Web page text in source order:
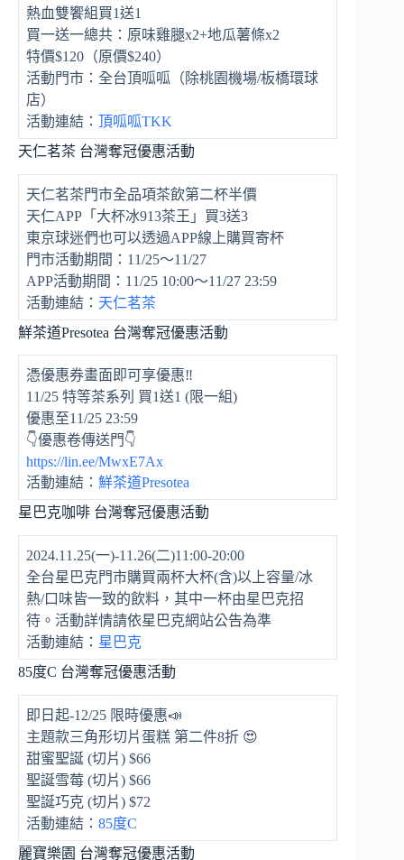
熱血雙饗組買1送1
買一送一總共：原味雞腿x2+地瓜薯條x2
特價$120（原價$240）
活動門市：全台頂呱呱（除桃園機場/板橋環球
店）
活動連結： 頂呱呱TKK
天仁茗茶 台灣奪冠優惠活動
天仁茗茶門市全品項茶飲第二杯半價
天仁APP「大杯冰913茶王」買3送3
東京球迷們也可以透過APP線上購買寄杯
門市活動期間：11/25～11/27
APP活動期間：11/25 10:00～11/27 23:59
活動連結： 天仁茗茶
鮮茶道Presotea 台灣奪冠優惠活動
憑優惠券畫面即可享優惠‼️
11/25 特等茶系列 買1送1 (限一組)
優惠至11/25 23:59
👇優惠卷傳送門👇
https://lin.ee/MwxE7Ax
活動連結： 鮮茶道Presotea
星巴克咖啡 台灣奪冠優惠活動
2024.11.25(一)-11.26(二)11:00-20:00
全台星巴克門市購買兩杯大杯(含)以上容量/冰
熱/口味皆一致的飲料，其中一杯由星巴克招
待。活動詳情請依星巴克網站公告為準
活動連結： 星巴克
85度C 台灣奪冠優惠活動
即日起-12/25 限時優惠📣
主題款三角形切片蛋糕 第二件8折 😍
甜蜜聖誕 (切片) $66
聖誕雪莓 (切片) $66
聖誕巧克 (切片) $72
活動連結： 85度C
麗寶樂園 台灣奪冠優惠活動